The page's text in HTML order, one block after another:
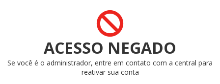
ACESSO NEGADO
Se você é o administrador, entre em contato com a central para
reativar sua conta